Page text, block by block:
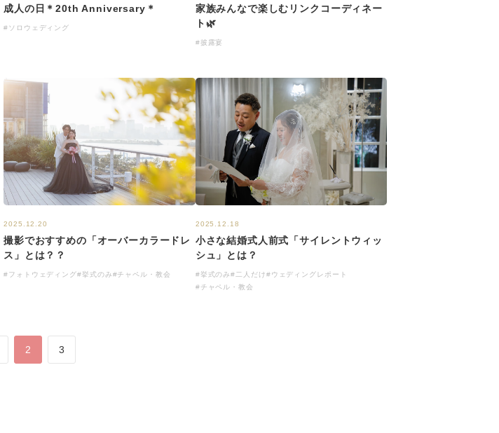
成人の日＊20th Anniversary＊
#ソロウェディング
家族みんなで楽しむリンクコーディネー
ト🌿
#披露宴
2025.12.20
撮影でおすすめの「オーバーカラードレ
ス」とは？？
#フォトウェディング#挙式のみ#チャペル・教会
2025.12.18
小さな結婚式人前式「サイレントウィッ
シュ」とは？
#挙式のみ#二人だけ#ウェディングレポート
#チャペル・教会
2 3